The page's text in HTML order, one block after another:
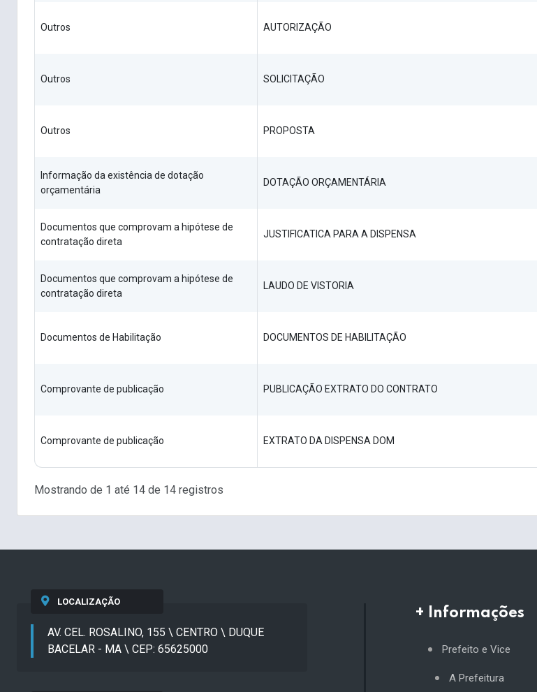
Outros AUTORIZAÇÃO
Outros SOLICITAÇÃO
Outros PROPOSTA
Informação da existência de dotação
orçamentária
DOTAÇÃO ORÇAMENTÁRIA
Documentos que comprovam a hipótese de
contratação direta
JUSTIFICATICA PARA A DISPENSA
Documentos que comprovam a hipótese de
contratação direta
LAUDO DE VISTORIA
Documentos de Habilitação DOCUMENTOS DE HABILITAÇÃO
Comprovante de publicação PUBLICAÇÃO EXTRATO DO CONTRATO
Comprovante de publicação EXTRATO DA DISPENSA DOM
Mostrando de 1 até 14 de 14 registros
LOCALIZAÇÃO
AV. CEL. ROSALINO, 155 \ CENTRO \ DUQUE
BACELAR - MA \ CEP: 65625000
+ Informações
Prefeito e Vice
A Prefeitura